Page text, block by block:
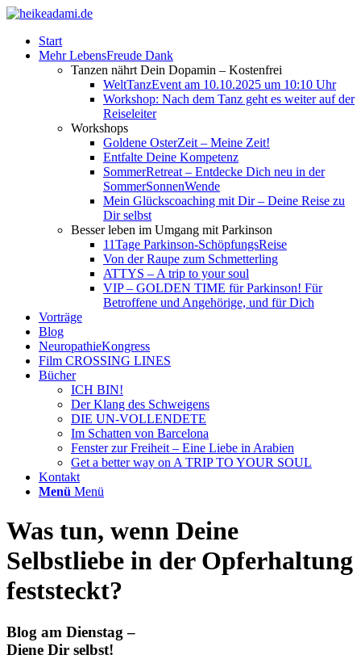
Start
Mehr LebensFreude Dank
Tanzen nährt Dein Dopamin – Kostenfrei
WeltTanzEvent am 10.10.2025 um 10:10 Uhr
Workshop: Nach dem Tanz geht es weiter auf der
Reiseleiter
Workshops
Goldene OsterZeit – Meine Zeit!
Entfalte Deine Kompetenz
SommerRetreat – Entdecke Dich neu in der
SommerSonnenWende
Mein Glückscoaching mit Dir – Deine Reise zu
Dir selbst
Besser leben im Umgang mit Parkinson
11Tage Parkinson-SchöpfungsReise
Von der Raupe zum Schmetterling
ATTYS – A trip to your soul
VIP – GOLDEN TIME für Parkinson! Für
Betroffene und Angehörige, und für Dich
Vorträge
Blog
NeuropathieKongress
Film CROSSING LINES
Bücher
ICH BIN!
Der Klang des Schweigens
DIE UN-VOLLENDETE
Im Schatten von Barcelona
Fenster zur Freiheit – Eine Liebe in Arabien
Get a better way on A TRIP TO YOUR SOUL
Kontakt
Menü Menü
Was tun, wenn Deine
Selbstliebe in der Opferhaltung
feststeckt?
Blog am Dienstag –
Diene Dir selbst!